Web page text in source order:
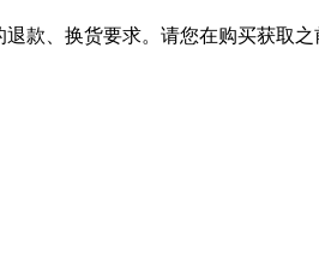
款、换货要求。请您在购买获取